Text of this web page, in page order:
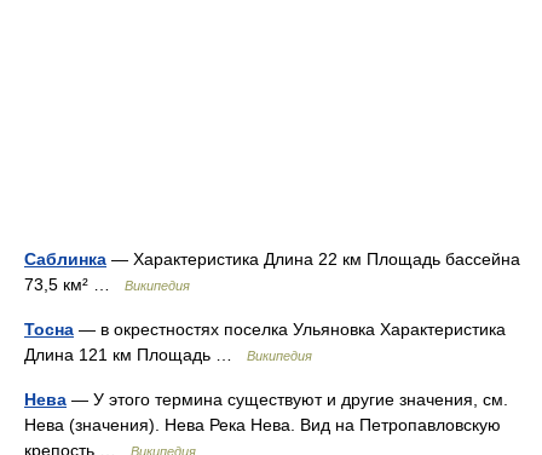
Саблинка — Характеристика Длина 22 км Площадь бассейна
73,5 км² …
Википедия
Тосна — в окрестностях поселка Ульяновка Характеристика
Длина 121 км Площадь …
Википедия
Нева — У этого термина существуют и другие значения, см.
Нева (значения). Нева Река Нева. Вид на Петропавловскую
крепость …
Википедия